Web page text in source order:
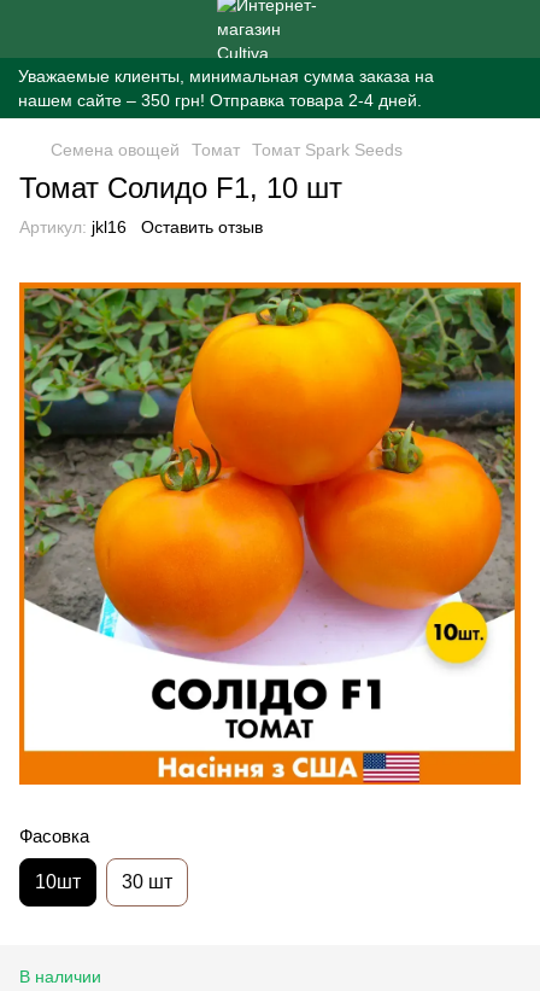
Уважаемые клиенты, минимальная сумма заказа на
нашем сайте – 350 грн! Отправка товара 2-4 дней.
Семена овощей Томат Томат Spark Seeds
Томат Солидо F1, 10 шт
Артикул: jkl16 Оставить отзыв
Фасовка
10шт 30 шт
В наличии